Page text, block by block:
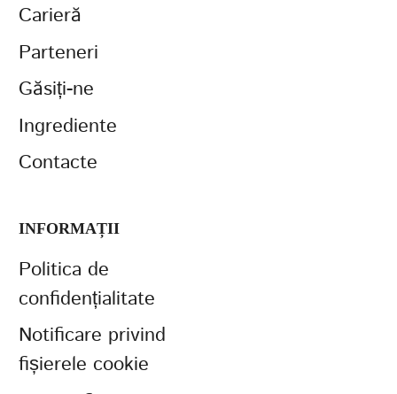
Carieră
Parteneri
Găsiți-ne
Ingrediente
Contacte
INFORMAȚII
Politica de
confidențialitate
Notificare privind
fișierele cookie